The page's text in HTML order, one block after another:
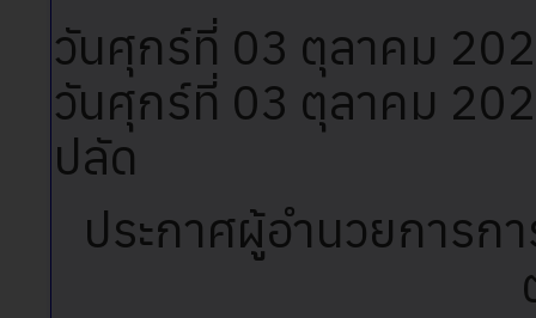
วันศุกร์ที่ 03 ตุลาคม
วันศุกร์ที่ 03 ตุลาคม
ปลัด
ประกาศผู้อำนวยการก